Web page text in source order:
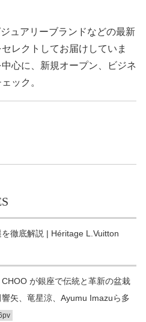
ュアリーブランドなどの最新
レクトしてお届けしていま
心に、新規オープン、ビジネ
ック。
徹底解説 | Héritage L.Vuitton
が銀座で伝統と革新の盆栽
矢、竜星涼、Ayumu Imazuら多